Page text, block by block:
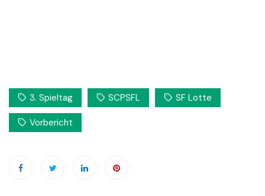
3. Spieltag SCPSFL SF Lotte
Vorbericht